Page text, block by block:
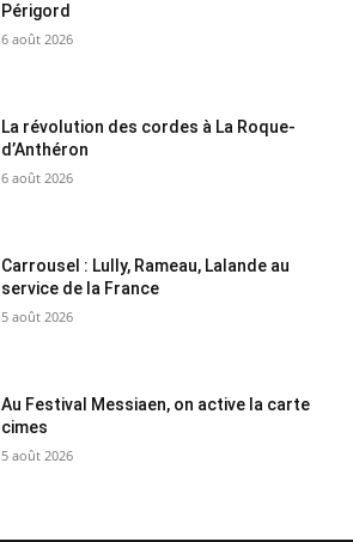
Périgord
6 août 2026
La révolution des cordes à La Roque-
d’Anthéron
6 août 2026
Carrousel : Lully, Rameau, Lalande au
service de la France
5 août 2026
Au Festival Messiaen, on active la carte
cimes
5 août 2026